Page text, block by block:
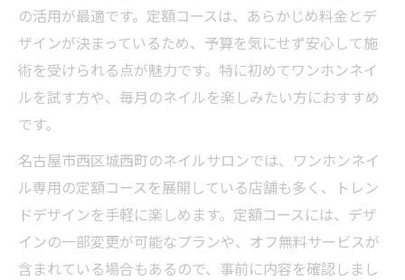
の活用が最適です。定額コースは、あらかじめ料金とデ
ザインが決まっているため、予算を気にせず安心して施
術を受けられる点が魅力です。特に初めてワンホンネイ
ルを試す方や、毎月のネイルを楽しみたい方におすすめ
です。
名古屋市西区城西町のネイルサロンでは、ワンホンネイ
ル専用の定額コースを展開している店舗も多く、トレン
ドデザインを手軽に楽しめます。定額コースには、デザ
インの一部変更が可能なプランや、オフ無料サービスが
含まれている場合もあるので、事前に内容を確認しまし